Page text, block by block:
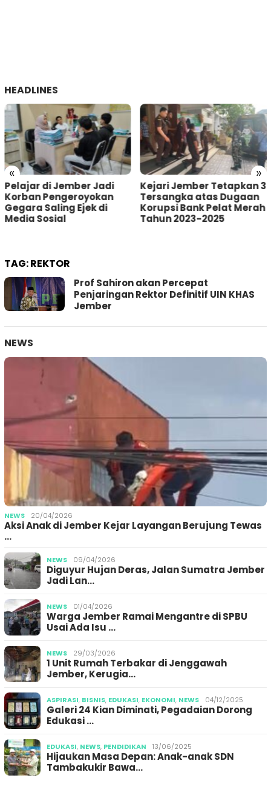
HEADLINES
« »
Kejari Jember Tetapkan 3
Tersangka atas Dugaan
Korupsi Bank Pelat Merah
Tahun 2023-2025
Pria Asal Lumajang
Tertangkap Warga
Sumberbaru Jember
saat akan Curi Kotak
TAG:REKTOR
Prof Sahiron akan Percepat
Penjaringan Rektor Definitif UIN KHAS
Jember
NEWS
NEWS 20/04/2026
Aksi Anak di Jember Kejar Layangan Berujung Tewas
…
NEWS 09/04/2026
Diguyur Hujan Deras, Jalan Sumatra Jember
Jadi Lan…
NEWS 01/04/2026
Warga Jember Ramai Mengantre di SPBU
Usai Ada Isu …
NEWS 29/03/2026
1 Unit Rumah Terbakar di Jenggawah
Jember, Kerugia…
ASPIRASI, BISNIS, EDUKASI, EKONOMI, NEWS 04/12/2025
Galeri 24 Kian Diminati, Pegadaian Dorong
Edukasi …
EDUKASI, NEWS, PENDIDIKAN 13/06/2025
Hijaukan Masa Depan: Anak-anak SDN
Tambakukir Bawa…